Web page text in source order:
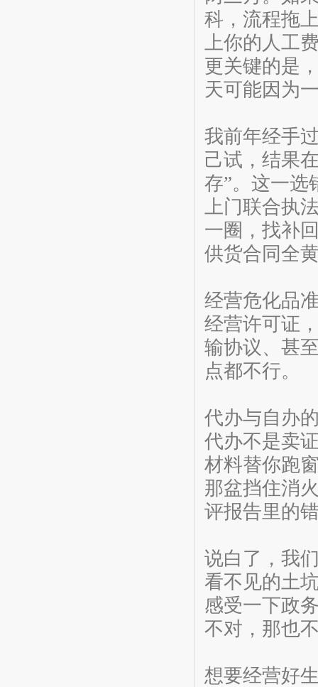
科，流程拖
上你的人工
更关键的是
天可能因为
我前年经手
己试，结果
存”。这一选
上门联合执
一圈，找补
供货合同全
经营危化品
经营许可证
输协议、甚
点都不行。
代办与自办
代办不是卖
材料替你跑
那盆挡住消
评报告里的
说白了，我
看不见的土
感受一下政
不对，那也
想要经营好